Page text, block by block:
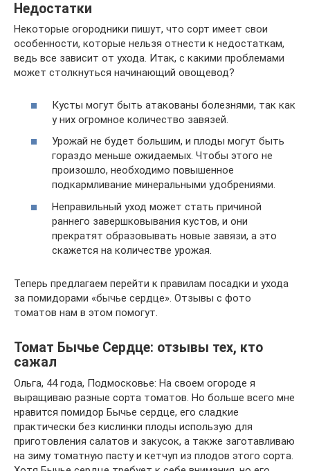
Недостатки
Некоторые огородники пишут, что сорт имеет свои
особенности, которые нельзя отнести к недостаткам,
ведь все зависит от ухода. Итак, с какими проблемами
может столкнуться начинающий овощевод?
Кусты могут быть атакованы болезнями, так как
у них огромное количество завязей.
Урожай не будет большим, и плоды могут быть
гораздо меньше ожидаемых. Чтобы этого не
произошло, необходимо повышенное
подкармливание минеральными удобрениями.
Неправильный уход может стать причиной
раннего завершковывания кустов, и они
прекратят образовывать новые завязи, а это
скажется на количестве урожая.
Теперь предлагаем перейти к правилам посадки и ухода
за помидорами «бычье сердце». Отзывы с фото
томатов нам в этом помогут.
Томат Бычье Сердце: отзывы тех, кто
сажал
Ольга, 44 года, Подмосковье: На своем огороде я
выращиваю разные сорта томатов. Но больше всего мне
нравится помидор Бычье сердце, его сладкие
практически без кислинки плоды использую для
приготовления салатов и закусок, а также заготавливаю
на зиму томатную пасту и кетчуп из плодов этого сорта.